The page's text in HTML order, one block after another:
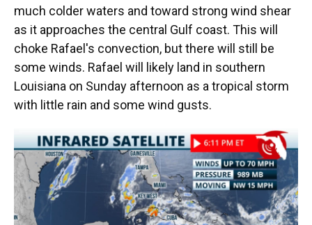
much colder waters and toward strong wind shear
as it approaches the central Gulf coast. This will
choke Rafael's convection, but there will still be
some winds. Rafael will likely land in southern
Louisiana on Sunday afternoon as a tropical storm
with little rain and some wind gusts.